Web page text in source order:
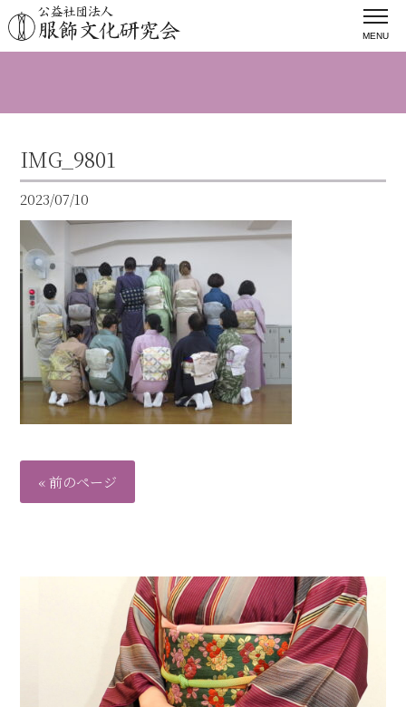
MENU
IMG_9801
2023/07/10
« 前のページ